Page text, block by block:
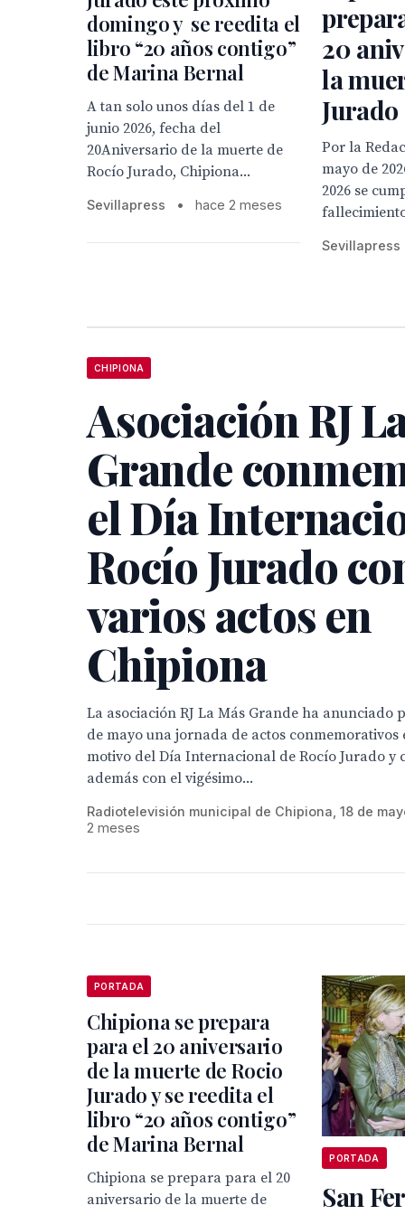
20
la
Jurado
Por la
mayo de
2026 se
Sevillapress
domingo y se reedita el
libro “20 años contigo”
de Marina Bernal
A tan solo unos días del 1 de
junio 2026, fecha del
20Aniversario de la muerte de
Rocío Jurado, Chipiona...
Sevillapress • hace 2 meses
CHIPIONA
Asociación RJ
Grande
el Día
Rocío Jurado
varios actos en
Chipiona
La asociación RJ La Más Grande ha anunciado
de mayo una jornada de actos conmemorativos
motivo del Día Internacional de Rocío Jurado y
además con el vigésimo...
Radiotelevisión municipal de Chipiona, 18 de
2 meses
PORTADA
Chipiona se prepara
para el 20 aniversario
de la muerte de Rocio
Jurado y se reedita el
libro “20 años contigo”
de Marina Bernal
Chipiona se prepara para el 20
aniversario de la muerte de
PORTADA
San